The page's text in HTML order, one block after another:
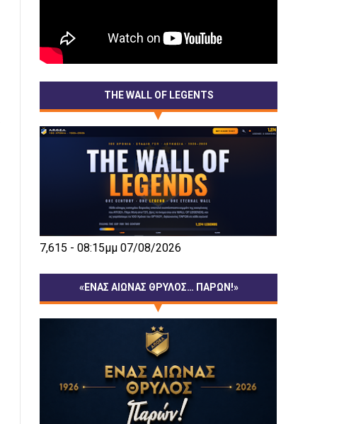
THE WALL OF LEGENTS
7,615 - 08:15μμ 07/08/2026
«ΕΝΑΣ ΑΙΩΝΑΣ ΘΡΥΛΟΣ… ΠΑΡΩΝ!»